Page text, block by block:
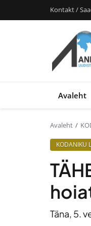
Kontakt /
Avaleht
Avaleht
KODANIKU
Täna, 5.